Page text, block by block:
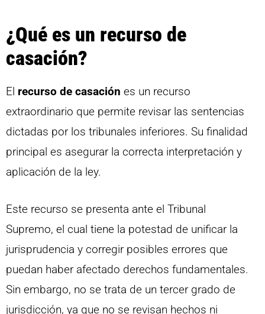
¿Qué es un recurso de
casación?
El recurso de casación es un recurso
extraordinario que permite revisar las sentencias
dictadas por los tribunales inferiores. Su finalidad
principal es asegurar la correcta interpretación y
aplicación de la ley.
Este recurso se presenta ante el Tribunal
Supremo, el cual tiene la potestad de unificar la
jurisprudencia y corregir posibles errores que
puedan haber afectado derechos fundamentales.
Sin embargo, no se trata de un tercer grado de
jurisdicción, ya que no se revisan hechos ni